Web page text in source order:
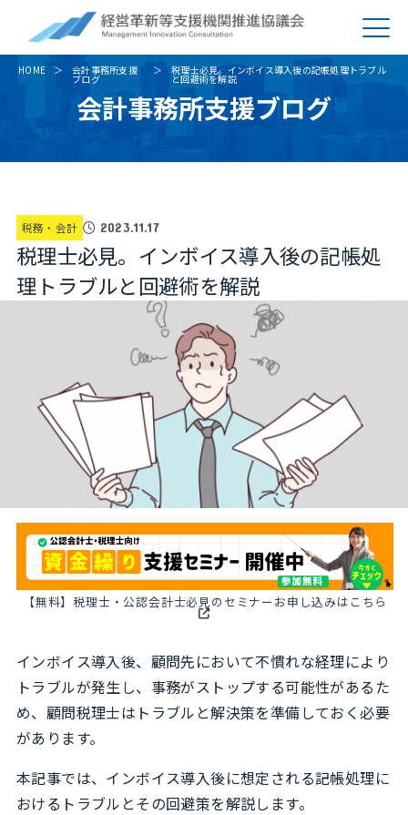
HOME 会計事務所支援
ブログ
税理士必見。インボイス導入後の記帳処理トラブル
と回避術を解説
会計事務所支援ブログ
税務・会計 2023.11.17
税理士必見。インボイス導入後の記帳処
理トラブルと回避術を解説
【無料】税理士・公認会計士必見のセミナーお申し込みはこちら
インボイス導入後、顧問先において不慣れな経理により
トラブルが発生し、事務がストップする可能性があるた
め、顧問税理士はトラブルと解決策を準備しておく必要
があります。
本記事では、インボイス導入後に想定される記帳処理に
おけるトラブルとその回避策を解説します。